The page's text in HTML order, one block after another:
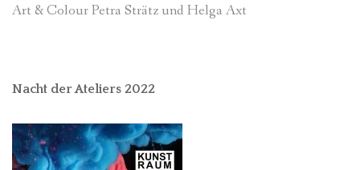
Art & Colour Petra Strätz und Helga Axt
Nacht der Ateliers 2022